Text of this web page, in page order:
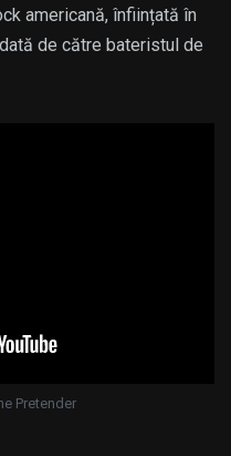
americană, înființată în
de către bateristul de
Pretender